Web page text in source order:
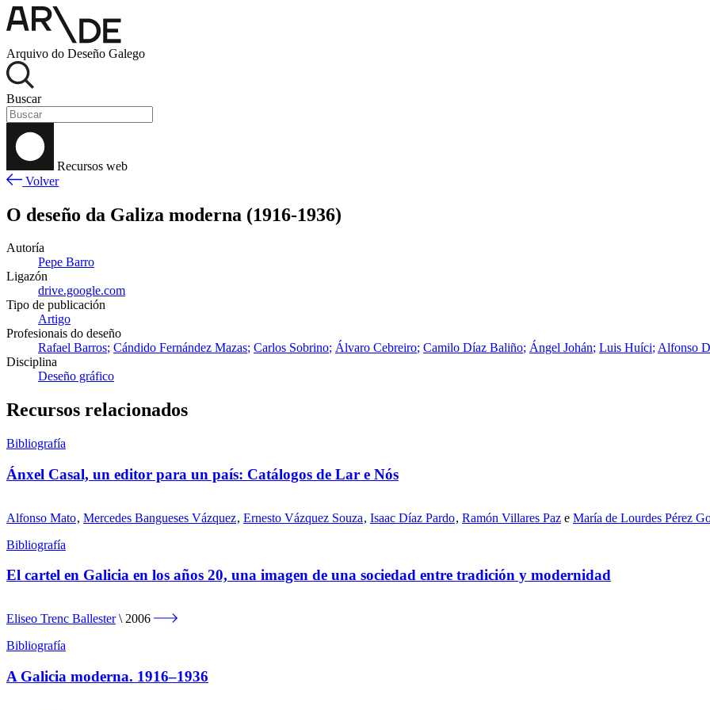
Arquivo do Deseño Galego
Buscar
Recursos web
Volver
O deseño da Galiza moderna (1916-1936)
Autoría
Pepe Barro
Ligazón
drive.google.com
Tipo de publicación
Artigo
Profesionais do deseño
Rafael Barros Cándido Fernández Mazas Carlos Sobrino Álvaro Cebreiro Camilo Díaz Baliño Ángel Johán Luis Huíci Alfonso
Disciplina
Deseño gráfico
Recursos relacionados
Bibliografía
Ánxel Casal, un editor para un país: Catálogos de Lar e Nós
Alfonso Mato, Mercedes Bangueses Vázquez, Ernesto Vázquez Souza, Isaac Díaz Pardo, Ramón Villares Paz e María de Lourdes Pérez
Bibliografía
El cartel en Galicia en los años 20, una imagen de una sociedad entre tradición y modernidad
Eliseo Trenc Ballester
2006
Bibliografía
A Galicia moderna. 1916–1936